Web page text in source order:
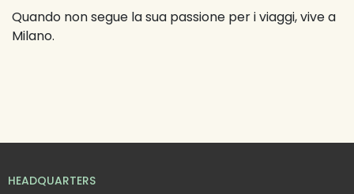
Quando non segue la sua passione per i viaggi, vive a
Milano.
HEADQUARTERS